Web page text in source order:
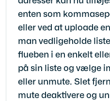
enten som
eller ved at uploade
man vedligeholde
flueben i en enkelt
på sin liste og vælge
eller unmute. Slet
mute deaktivere og